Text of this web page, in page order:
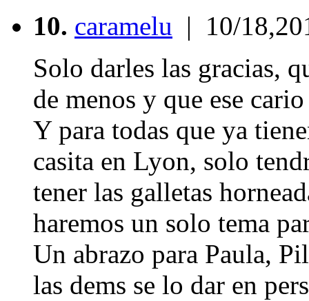
10. caramelu | 10/
Solo darles las gracias,
de menos y que ese
Y para todas que ya
casita en Lyon, solo
tener las galletas
haremos un solo tema
Un abrazo para Paula,
las dems se lo dar en